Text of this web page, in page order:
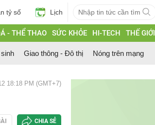
tỷ số Lịch
- THỂ THAO SỨC KHỎE HI-TECH THẾ GIỚI
Giao thông - Đô thị Nóng trên mạng
18:18 PM (GMT+7)
CHIA SẺ